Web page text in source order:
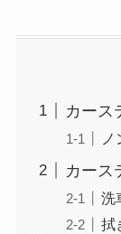
カー
カー
洗
拭